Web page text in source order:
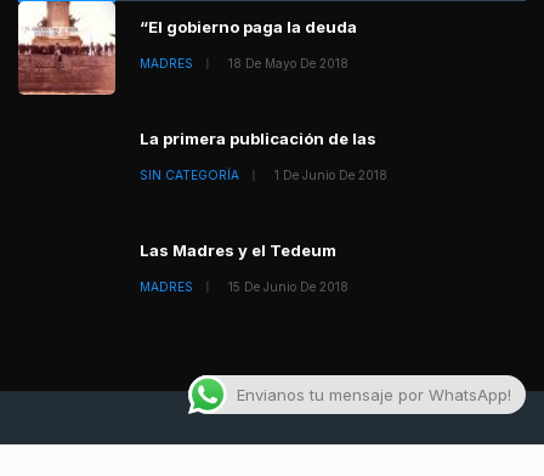
“El gobierno paga la deuda
MADRES 18 De Mayo De 2018
La primera publicación de las
SIN CATEGORÍA 1 De Junio De 2018
Las Madres y el Tedeum
MADRES 15 De Junio De 2018
Envianos tu mensaje por WhatsApp!